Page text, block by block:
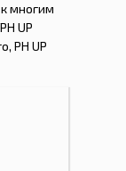
многим
UP
PH UP